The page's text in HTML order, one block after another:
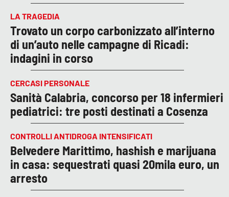
LA TRAGEDIA
Trovato un corpo carbonizzato all’interno
di un’auto nelle campagne di Ricadi:
indagini in corso
CERCASI PERSONALE
Sanità Calabria, concorso per 18 infermieri
pediatrici: tre posti destinati a Cosenza
CONTROLLI ANTIDROGA INTENSIFICATI
Belvedere Marittimo, hashish e marijuana
in casa: sequestrati quasi 20mila euro, un
arresto